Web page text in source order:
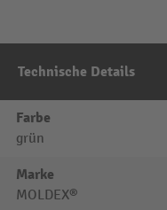
Technische Details
Farbe
grün
Marke
MOLDEX®